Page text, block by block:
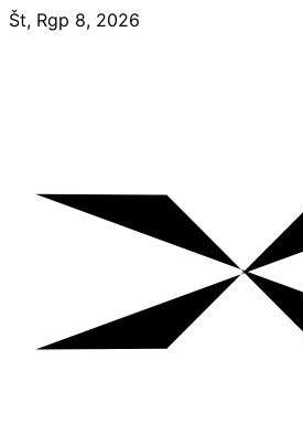
Skip
Št, Rgp 8, 2026